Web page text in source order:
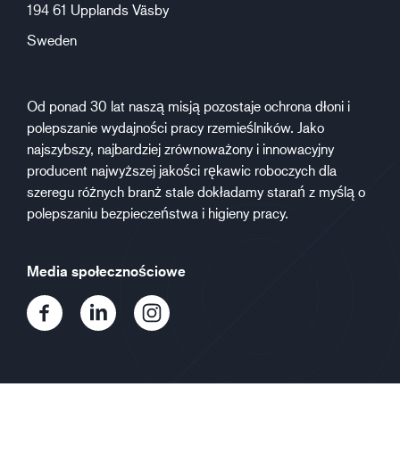
194 61 Upplands Väsby
Sweden
Od ponad 30 lat naszą misją pozostaje ochrona dłoni i
polepszanie wydajności pracy rzemieślników. Jako
najszybszy, najbardziej zrównoważony i innowacyjny
producent najwyższej jakości rękawic roboczych dla
szeregu różnych branż stale dokładamy starań z myślą o
polepszaniu bezpieczeństwa i higieny pracy.
Media społecznościowe